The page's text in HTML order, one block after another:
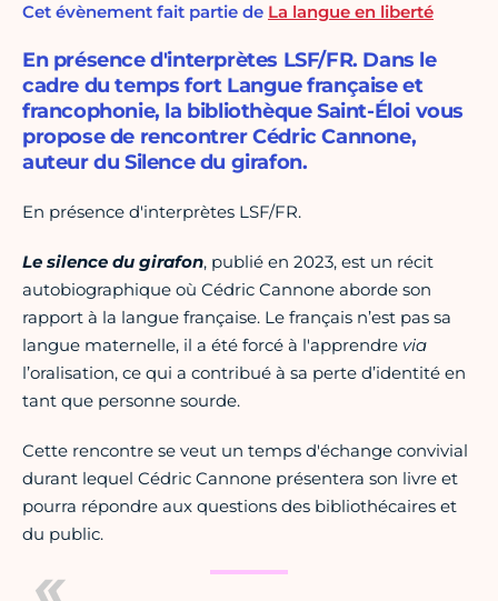
Cet évènement fait partie de La langue en liberté
En présence d'interprètes LSF/FR. Dans le
cadre du temps fort Langue française et
francophonie, la bibliothèque Saint-Éloi vous
propose de rencontrer Cédric Cannone,
auteur du Silence du girafon.
En présence d'interprètes LSF/FR.
Le silence du girafon, publié en 2023, est un récit
autobiographique où Cédric Cannone aborde son
rapport à la langue française. Le français n’est pas sa
langue maternelle, il a été forcé à l'apprendre via
l’oralisation, ce qui a contribué à sa perte d’identité en
tant que personne sourde.
Cette rencontre se veut un temps d'échange convivial
durant lequel Cédric Cannone présentera son livre et
pourra répondre aux questions des bibliothécaires et
du public.